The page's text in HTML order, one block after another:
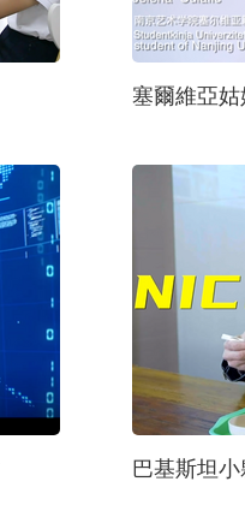
塞爾維亞
巴基斯坦